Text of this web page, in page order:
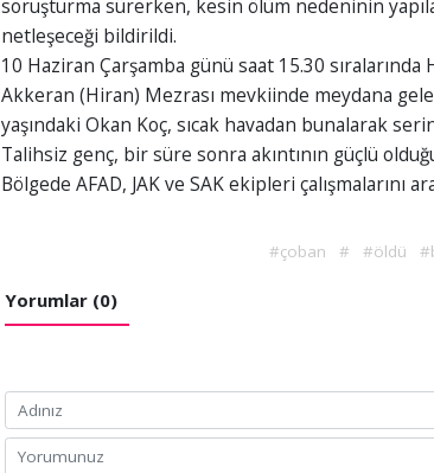
soruşturma sürerken, kesin ölüm nedeninin
netleşeceği bildirildi.
10 Haziran Çarşamba günü saat 15.30
Akkeran (Hiran) Mezrası mevkiinde meydana
yaşındaki Okan Koç, sıcak havadan bunalarak
Talihsiz genç, bir süre sonra akıntının güçlü
Bölgede AFAD, JAK ve SAK ekipleri çalışmalarını
#çoban # #öldü
Yorumlar (0)